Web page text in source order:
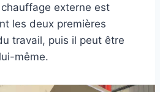
externe est
les deux premières
travail, puis il peut être
même.